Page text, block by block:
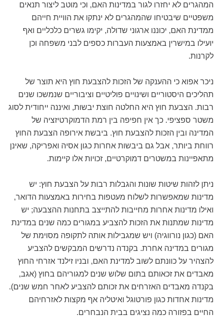
המהגרים לא יחזרו לגור במדינות האם, וכי מוטב ליצור תנאים
משפטיים שיבטיחו שהמהגרים לא ינתקו את הוויית חייהם
ממדינת האם, יכוננו ארגוני שדולה, יקימו גשרים כלכליים ואף
יועילו במישרין באמצעות העברות כספים לבני משפחה וכן
לקרנות.
ניכר אפוא כי ההענקה של הזכות להצבעת חוץ היא תוצר של
תהליכים היסטוריים ושינויים פוליטיים וציבוריים שנמשכו שנים
רבות. הצבעת חוץ היא החלטה חוצת יבשות, ואיננה ייחודית לסוג
משטר ספציפי. כך אין חפיפה בין רמת הדמוקרטיזציה של
המדינה ובין הזכות להצבעת חוץ. ביבשת אירופה הצבעת החוץ
רווחת ביותר, אבל גם ביבשות אחרות כגון אסיה ואפריקה, שאינן
מתאפיינות במשטרים דמוקרטיים, זכויות אלו קיימות.
ניתן לזהות שיטות שונות והגבלות רבות על הצבעת חוץ: יש
מדינות שמאפשרות לשלוח מעטפות בחירות באמצעות הדואר,
ואילו מדינות אחרות מחייבות להתייצב בתחנות ההצבעה; יש
מדינות שמתנות את הזכות להצביע במגורים כמה שנים במדינת
האם (כגון נורווגיה) ויש שמגבילות אותה לתקופה מסוימת של
מגורים במדינה אחרת. בקנדה נדרשים המבקשים להצביע
להצהיר על כוונתם לשוב למדינת האם, ובניו זילנד אזרחי החוץ
מאבדים את זכאותם בתום שלוש שנים למגוריהם בחוץ (אגב,
בקנדה מאבדים האזרחים את זכותם להצביע לאחר חמש שנים).
מדינות אחדות כגון פורטוגל ואיטליה אף מקצות לאזרחיהם
החיים בפזורה כמה נציגים בבית הנבחרים.